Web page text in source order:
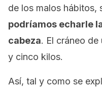
de los malos hábitos,
podríamos echarle
cabeza. El cráneo
y cinco kilos.
Así, tal y como se